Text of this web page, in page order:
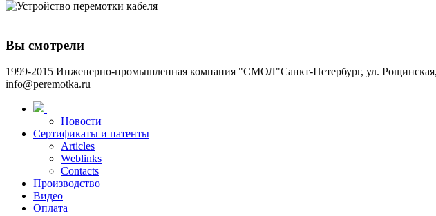
Вы смотрели
1999-2015 Инженерно-промышленная компания "СМОЛ"Санкт-Петербург, ул.
info@peremotka.ru
Новости
Сертификаты и патенты
Articles
Weblinks
Contacts
Производство
Видео
Оплата